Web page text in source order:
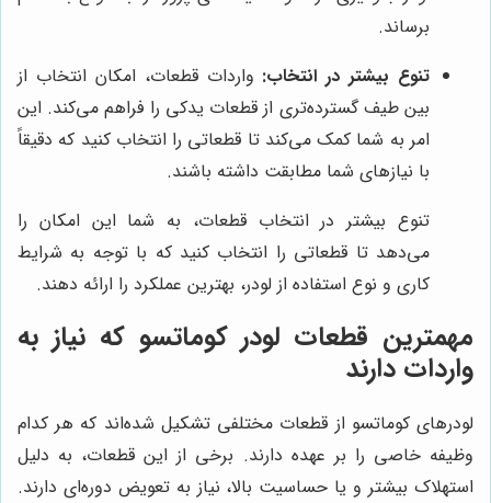
برساند.
تنوع بیشتر در انتخاب: واردات قطعات، امکان انتخاب از
بین طیف گسترده‌تری از قطعات یدکی را فراهم می‌کند. این
امر به شما کمک می‌کند تا قطعاتی را انتخاب کنید که دقیقاً
با نیازهای شما مطابقت داشته باشند.
تنوع بیشتر در انتخاب قطعات، به شما این امکان را
می‌دهد تا قطعاتی را انتخاب کنید که با توجه به شرایط
کاری و نوع استفاده از لودر، بهترین عملکرد را ارائه دهند.
مهمترین قطعات لودر کوماتسو که نیاز به
واردات دارند
لودرهای کوماتسو از قطعات مختلفی تشکیل شده‌اند که هر کدام
وظیفه خاصی را بر عهده دارند. برخی از این قطعات، به دلیل
استهلاک بیشتر و یا حساسیت بالا، نیاز به تعویض دوره‌ای دارند.